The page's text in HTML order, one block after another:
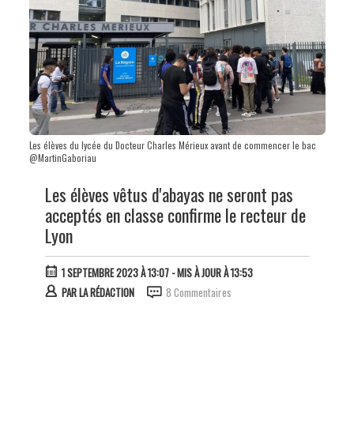
Les élèves du lycée du Docteur Charles Mérieux avant de commencer le bac
@MartinGaboriau
Les élèves vêtus d'abayas ne seront pas
acceptés en classe confirme le recteur de
Lyon
1 SEPTEMBRE 2023 À 13:07- MIS À JOUR À 13:53
PARLA RÉDACTION 8 Commentaires